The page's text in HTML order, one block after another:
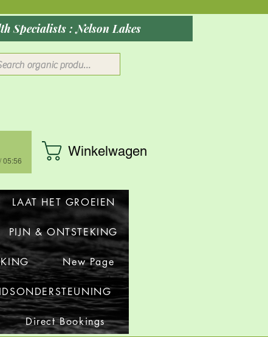
2026: Rocky Mountain Wellness Studio : Massage, Red Health Specialists : Nelson Lakes
Winkelwagen
05:56
LAAT HET GROEIEN
PIJN & ONTSTEKING
New Page
Direct Bookings